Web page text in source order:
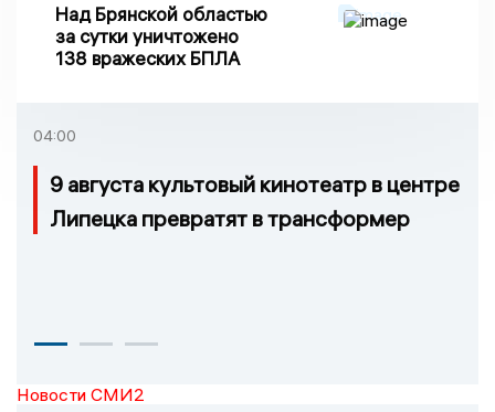
Над Брянской областью
за сутки уничтожено
138 вражеских БПЛА
04:00
9 августа культовый кинотеатр в центре
Липецка превратят в трансформер
Новости СМИ2